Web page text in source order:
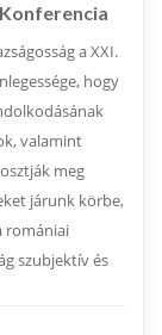
a XXI.
hogy
valamint
meg
járunk körbe,
romániai
szubjektív és